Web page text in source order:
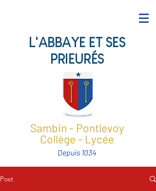
L'ABBAYE ET SES
PRIEURÉS
Sambin - Pontlevoy
Collège - Lycée
Depuis 1034
Post